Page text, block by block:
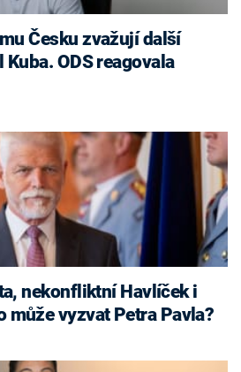
ODS reagovala
může vyzvat Petra Pavla?